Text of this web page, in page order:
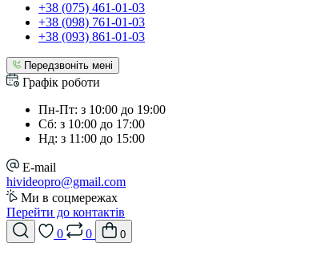
+38 (075) 461-01-03
+38 (098) 761-01-03
+38 (093) 861-01-03
Передзвоніть мені
Графік роботи
Пн-Пт: з 10:00 до 19:00
Сб: з 10:00 до 17:00
Нд: з 11:00 до 15:00
E-mail
hivideopro@gmail.com
Ми в соцмережах
Перейти до контактів
0
0 0